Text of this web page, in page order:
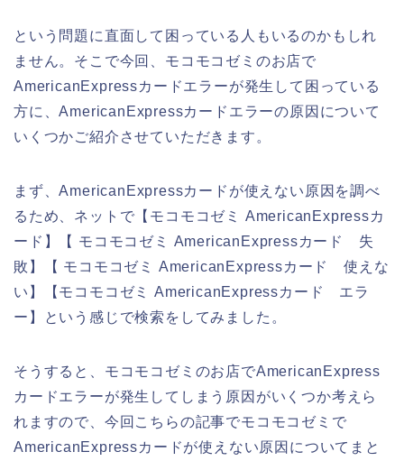
という問題に直面して困っている人もいるのかもしれ
ません。そこで今回、モコモコゼミのお店で
AmericanExpressカードエラーが発生して困っている
方に、AmericanExpressカードエラーの原因について
いくつかご紹介させていただきます。
まず、AmericanExpressカードが使えない原因を調べ
るため、ネットで【モコモコゼミ AmericanExpressカ
ード】【 モコモコゼミ AmericanExpressカード 失
敗】【 モコモコゼミ AmericanExpressカード 使えな
い】【モコモコゼミ AmericanExpressカード エラ
ー】という感じで検索をしてみました。
そうすると、モコモコゼミのお店でAmericanExpress
カードエラーが発生してしまう原因がいくつか考えら
れますので、今回こちらの記事でモコモコゼミで
AmericanExpressカードが使えない原因についてまと